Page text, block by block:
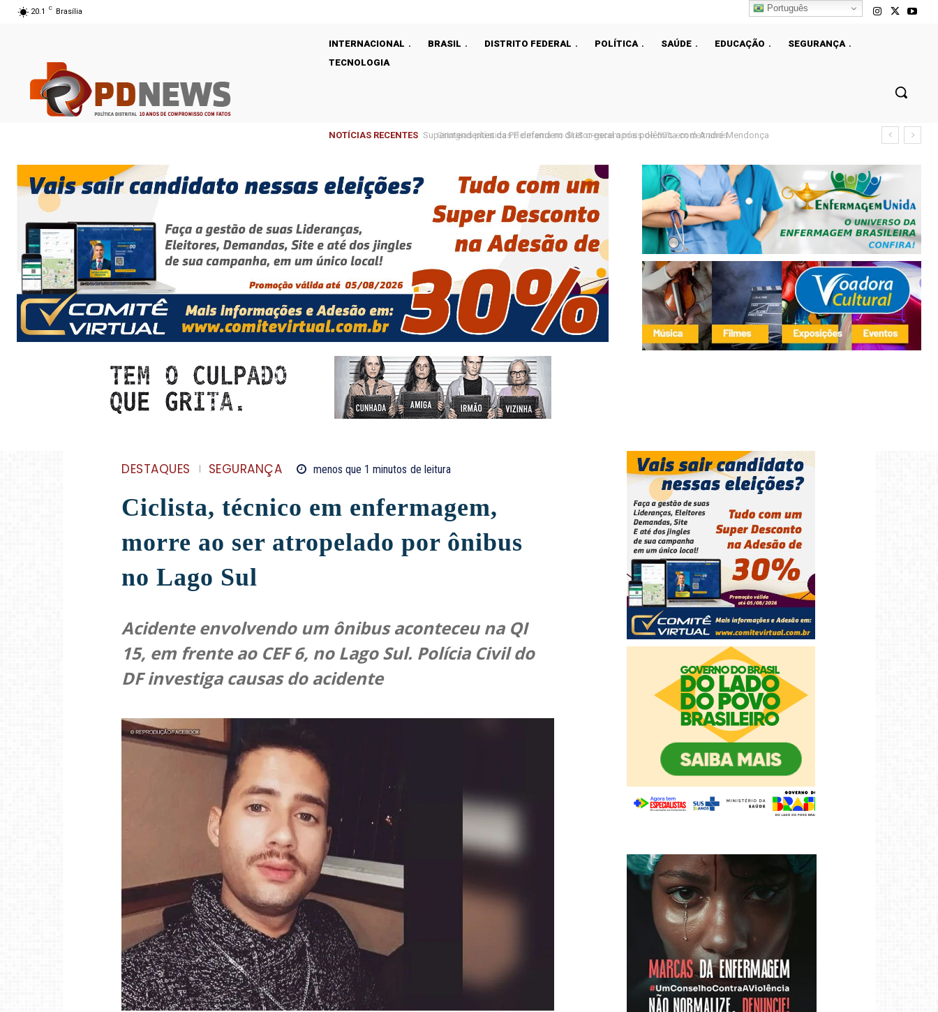
20.1 C Brasília
INTERNACIONAL BRASIL DISTRITO FEDERAL POLÍTICA SAÚDE EDUCAÇÃO
SEGURANÇA
TECNOLOGIA
NOTÍCIAS RECENTES Cirurgias plásticas de mama no SUS crescem mais de 50% em dez anos
DESTAQUES SEGURANÇA menos que 1 minutos de leitura
Ciclista, técnico em enfermagem,
morre ao ser atropelado por ônibus
no Lago Sul
Acidente envolvendo um ônibus aconteceu na QI
15, em frente ao CEF 6, no Lago Sul. Polícia Civil do
DF investiga causas do acidente
Português